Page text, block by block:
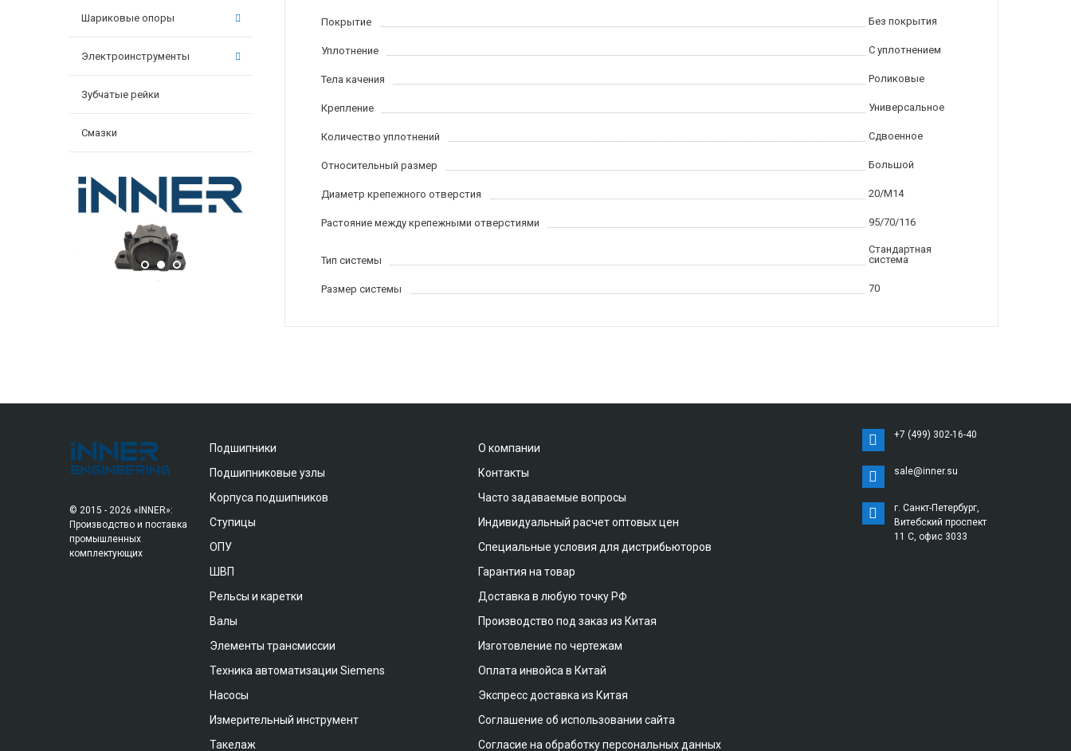
Шариковые опоры
Электроинструменты
Зубчатые рейки
Смазки
Покрытие Без покрытия
Уплотнение С уплотнением
Тела качения Роликовые
Крепление Универсальное
Количество уплотнений Сдвоенное
Относительный размер Большой
Диаметр крепежного отверстия 20/M14
Растояние между крепежными отверстиями 95/70/116
Тип системы
Стандартная
система
Размер системы 70
© 2015 - 2026 «INNER»:
Производство и поставка
промышленных
комплектующих
Подшипники
Подшипниковые узлы
Корпуса подшипников
Ступицы
ОПУ
ШВП
Рельсы и каретки
Валы
Элементы трансмиссии
Техника автоматизации Siemens
Насосы
Измерительный инструмент
Такелаж
О компании
Контакты
Часто задаваемые вопросы
Индивидуальный расчет оптовых цен
Специальные условия для дистрибьюторов
Гарантия на товар
Доставка в любую точку РФ
Производство под заказ из Китая
Изготовление по чертежам
Оплата инвойса в Китай
Экспресс доставка из Китая
Соглашение об использовании сайта
Согласие на обработку персональных данных
+7 (499) 302-16-40
sale@inner.su
г. Санкт-Петербург,
Витебский проспект
11 С, офис 3033